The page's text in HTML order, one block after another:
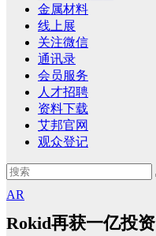
金属材料
线上展
关注微信
通讯录
会员服务
人才招聘
资料下载
艾邦官网
观众登记
AR
Rokid再获一亿投资